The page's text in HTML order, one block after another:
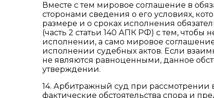
Вместе с тем мировое соглашение в
сторонами сведения о его условиях,
размере и о сроках исполнения
(часть 2 статьи 140 АПК РФ) с тем,
исполнении, а само мировое
исполнении судебных актов. Если
не являются равноценными, данное
утверждении.
14. Арбитражный суд при рассмотрении
фактические обстоятельства спора и